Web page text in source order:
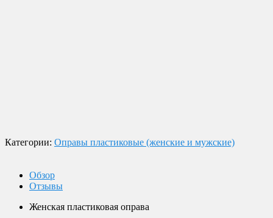
Категории: Оправы пластиковые (женские и мужские)
Обзор
Отзывы
Женская пластиковая оправа